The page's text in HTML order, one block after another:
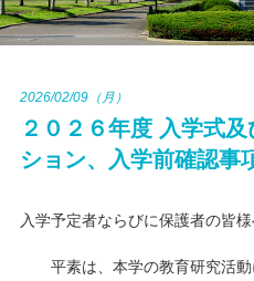
大学案内
学部・大学院
キャンパスライフ
2026/02/09（月）
２０２６年度 入学式
ション、入学前確認事
入学予定者ならびに保護者の皆
平素は、本学の教育研究活動